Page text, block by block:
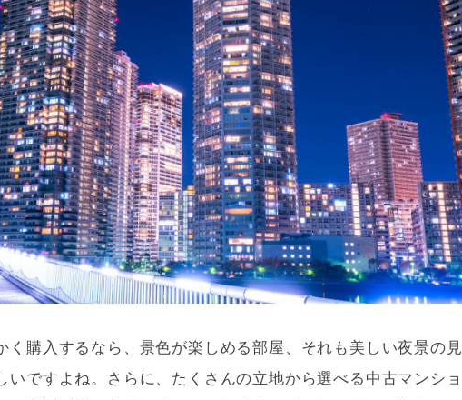
く購入するなら、景色が楽しめる部屋、それも美しい夜景の見
いですよね。さらに、たくさんの立地から選べる中古マンショ